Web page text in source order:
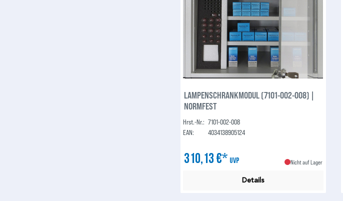
LAMPENSCHRANKMODUL (7101-002-008) |
NORMFEST
Hrst.-Nr.: 7101-002-008
EAN:
4034138905124
310,13 €* UVP Nicht auf Lager
Details